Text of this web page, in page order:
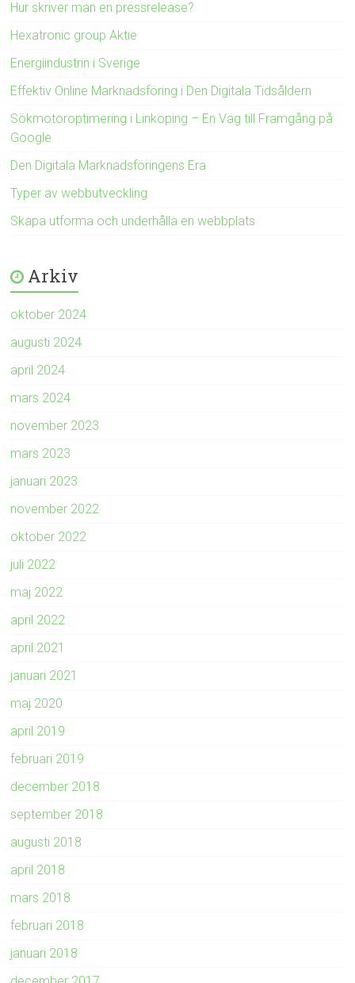
Hur skriver man en pressrelease?
Hexatronic group Aktie
Energiindustrin i Sverige
Effektiv Online Marknadsföring i Den Digitala Tidsåldern
Sökmotoroptimering i Linköping – En Väg till Framgång på
Google
Den Digitala Marknadsföringens Era
Typer av webbutveckling
Skapa utforma och underhålla en webbplats
Arkiv
oktober 2024
augusti 2024
april 2024
mars 2024
november 2023
mars 2023
januari 2023
november 2022
oktober 2022
juli 2022
maj 2022
april 2022
april 2021
januari 2021
maj 2020
april 2019
februari 2019
december 2018
september 2018
augusti 2018
april 2018
mars 2018
februari 2018
januari 2018